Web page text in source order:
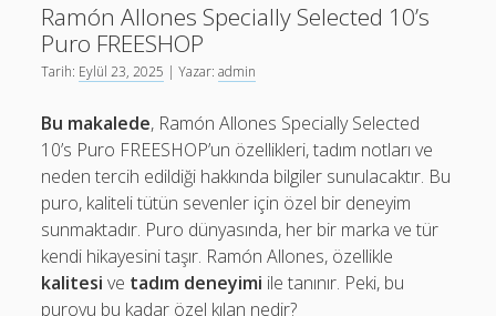
Sayfa Listesi
Şifresiz Instagram Beğeni Arttırma
Liste
Şifresiz Instagram Beğeni Arttırma
Tiktok Yorum Yükleme Bedava
Ramón Allones Specially Selected 10’s
Puro FREESHOP
Tarih: Eylül 23, 2025 | Yazar:admin
Bu makalede, Ramón Allones Specially Selected
10’s Puro FREESHOP’un özellikleri, tadım notları ve
neden tercih edildiği hakkında bilgiler sunulacaktır. Bu
puro, kaliteli tütün sevenler için özel bir deneyim
sunmaktadır. Puro dünyasında, her bir marka ve tür
kendi hikayesini taşır. Ramón Allones, özellikle
kalitesi ve tadım deneyimi ile tanınır. Peki, bu
puroyu bu kadar özel kılan nedir?